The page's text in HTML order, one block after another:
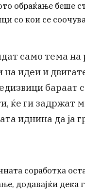
обраќање беше
со кои се
само тема на
на идеи и
бараат
ќе ги задржат
иднина да ја
соработка
додавајќи дека